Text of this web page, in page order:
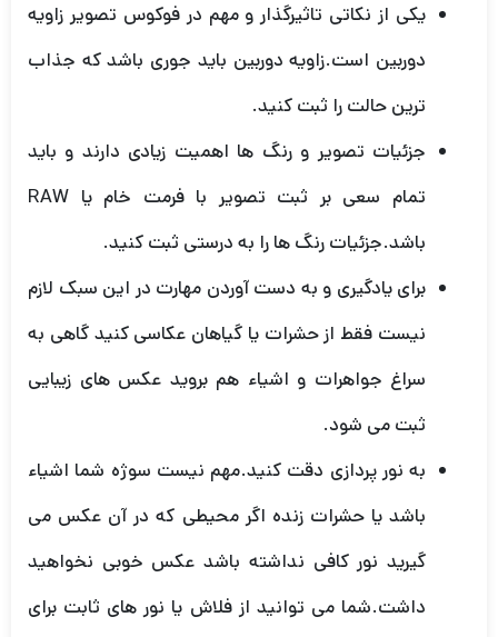
یکی از نکاتی تاثیرگذار و مهم در فوکوس تصویر زاویه
دوربین است.زاویه دوربین باید جوری باشد که جذاب
ترین حالت را ثبت کنید.
جزئیات تصویر و رنگ ها اهمیت زیادی دارند و باید
تمام سعی بر ثبت تصویر با فرمت خام یا RAW
باشد.جزئیات رنگ ها را به درستی ثبت کنید.
برای یادگیری و به دست آوردن مهارت در این سبک لازم
نیست فقط از حشرات یا گیاهان عکاسی کنید گاهی به
سراغ جواهرات و اشیاء هم بروید عکس های زیبایی
ثبت می شود.
به نور پردازی دقت کنید.مهم نیست سوژه شما اشیاء
باشد یا حشرات زنده اگر محیطی که در آن عکس می
گیرید نور کافی نداشته باشد عکس خوبی نخواهید
داشت.شما می توانید از فلاش یا نور های ثابت برای